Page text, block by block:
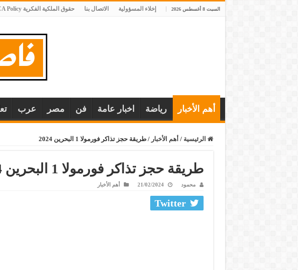
السبت 8 أغسطس 2026 إخلاء المسؤولية الاتصال بنا حقوق الملكية الفكرية DMCA Policy
أهم الأخبار رياضة اخبار عامة فن مصر عرب
الرئيسية / أهم الأخبار / طريقة حجز تذاكر فورمولا 1 البحرين 2024
طريقة حجز تذاكر فورمولا 1 البحرين 2024
محمود 21/02/2024 أهم الأخبار
Twitter